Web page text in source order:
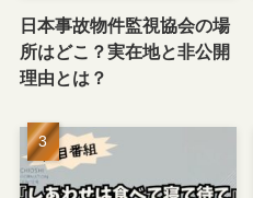
日本事故物件監視協会の場
所はどこ？実在地と非公開
理由とは？